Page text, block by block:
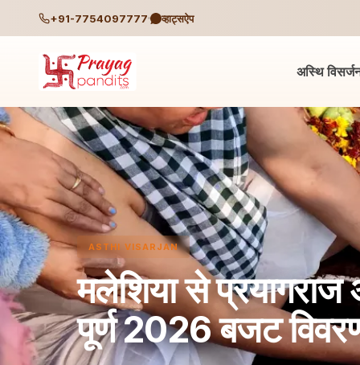
+91-7754097777 व्हाट्सऐप
अस्थि
ASTHI VISARJAN
मलेशिया से
पूर्ण 2026 बजट